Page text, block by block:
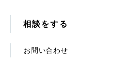
相談をする
お問い合わせ